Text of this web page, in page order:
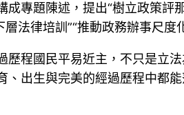
成專題陳述，提出“樹立政策
層法律培訓”“推動政務辦事尺度
歷程國民平易近主，不只是立
、出生與完美的經過歷程中都